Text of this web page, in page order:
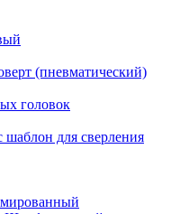
(пневматический)
головок
шаблон для сверления